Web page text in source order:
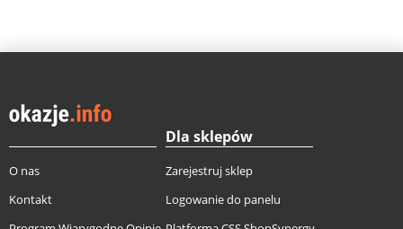
O nas
Kontakt
Dla sklepów
Zarejestruj sklep
Logowanie do panelu